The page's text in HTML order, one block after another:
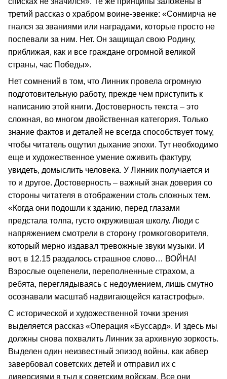
третий рассказ о храбром воине-эвенке: «Сонмирча не
гнался за званиями или наградами, которые просто не
поспевали за ним. Нет. Он защищал свою Родину,
приближая, как и все граждане огромной великой
страны, час Победы».
Нет сомнений в том, что Линник провела огромную
подготовительную работу, прежде чем приступить к
написанию этой книги. Достоверность текста – это
сложная, во многом двойственная категория. Только
знание фактов и деталей не всегда способствует тому,
чтобы читатель ощутил дыхание эпохи. Тут необходимо
еще и художественное умение оживить фактуру,
увидеть, домыслить человека. У Линник получается и
то и другое. Достоверность – важный знак доверия со
стороны читателя в отображении столь сложных тем.
«Когда они подошли к зданию, перед глазами
предстала толпа, густо окружившая школу. Люди с
напряжением смотрели в сторону громкоговорителя,
который мерно издавал тревожные звуки музыки. И
вот, в 12.15 раздалось страшное слово… ВОЙНА!
Взрослые оцепенели, переполненные страхом, а
ребята, переглядываясь с недоумением, лишь смутно
осознавали масштаб надвигающейся катастрофы».
С исторической и художественной точки зрения
выделяется рассказ «Операция «Буссард». И здесь мы
должны снова похвалить Линник за архивную зоркость.
Выделен один неизвестный эпизод войны, как абвер
завербовал советских детей и отправил их с
диверсиями в тыл к советским войскам. Все они